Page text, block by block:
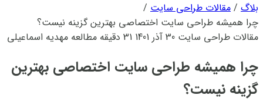
بلاگ / مقالات طراحی سایت /
چرا همیشه طراحی سایت اختصاصی بهترین گزینه نیست؟
مقالات طراحی سایت 30 آذر 1401 31 دقیقه مطالعه مهدیه اسماعیلی
چرا همیشه طراحی سایت اختصاصی بهترین
گزینه نیست؟